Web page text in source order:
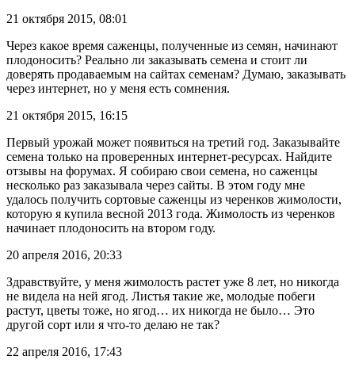
21 октября 2015, 08:01
Через какое время саженцы, полученные из семян, начинают
плодоносить? Реально ли заказывать семена и стоит ли
доверять продаваемым на сайтах семенам? Думаю, заказывать
через интернет, но у меня есть сомнения.
21 октября 2015, 16:15
Первый урожай может появиться на третий год. Заказывайте
семена только на проверенных интернет-ресурсах. Найдите
отзывы на форумах. Я собираю свои семена, но саженцы
несколько раз заказывала через сайты. В этом году мне
удалось получить сортовые саженцы из черенков жимолости,
которую я купила весной 2013 года. Жимолость из черенков
начинает плодоносить на втором году.
20 апреля 2016, 20:33
Здравствуйте, у меня жимолость растет уже 8 лет, но никогда
не видела на ней ягод. Листья такие же, молодые побеги
растут, цветы тоже, но ягод… их никогда не было… Это
другой сорт или я что-то делаю не так?
22 апреля 2016, 17:43